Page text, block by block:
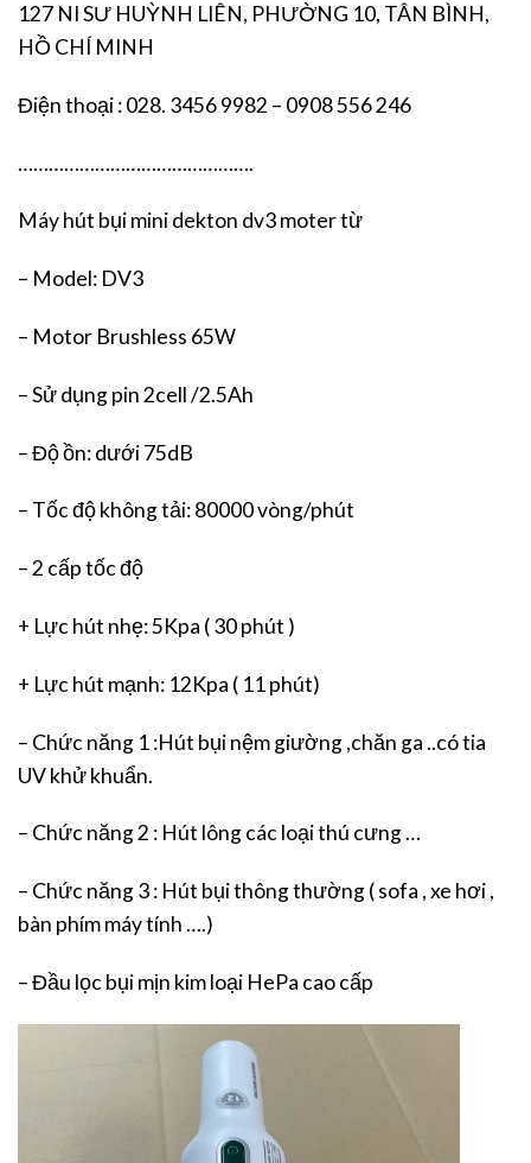
127 NI SƯ HUỲNH LIÊN, PHƯỜNG 10, TÂN BÌNH,
HỒ CHÍ MINH
Điện thoại : 028. 3456 9982 – 0908 556 246
……………………………………….
Máy hút bụi mini dekton dv3 moter từ
– Model: DV3
– Motor Brushless 65W
– Sử dụng pin 2cell /2.5Ah
– Độ ồn: dưới 75dB
– Tốc độ không tải: 80000 vòng/phút
– 2 cấp tốc độ
+ Lực hút nhẹ: 5Kpa ( 30 phút )
+ Lực hút mạnh: 12Kpa ( 11 phút)
– Chức năng 1 :Hút bụi nệm giường ,chăn ga ..có tia
UV khử khuẩn.
– Chức năng 2 : Hút lông các loại thú cưng …
– Chức năng 3 : Hút bụi thông thường ( sofa , xe hơi ,
bàn phím máy tính ….)
– Đầu lọc bụi mịn kim loại HePa cao cấp